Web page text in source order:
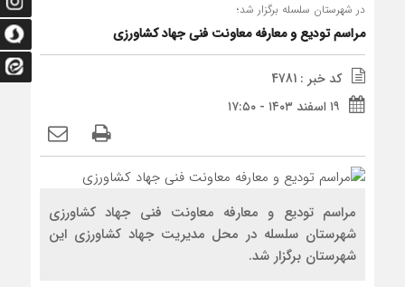
در شهرستان سلسله برگزار شد؛
مراسم تودیع و معارفه معاونت فنی جهاد کشاورزی
کد خبر : 4781
۱۹ اسفند ۱۴۰۳ - ۱۷:۵۰
مراسم تودیع و معارفه معاونت فنی جهاد کشاورزی
شهرستان سلسله در محل مدیریت جهاد کشاورزی این
شهرستان برگزار شد.